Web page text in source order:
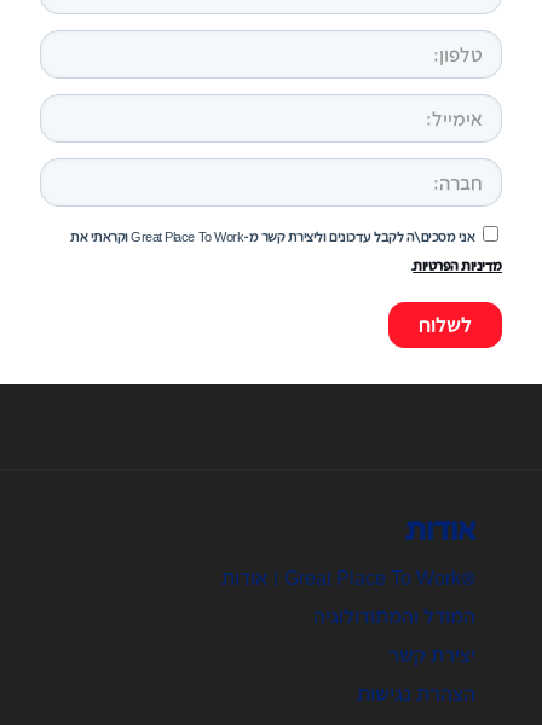
אני מסכים\ה לקבל עדכונים וליצירת קשר מ-Great Place To Work וקראתי את
מדיניות הפרטיות.
אודות
®Great Place To Work | אודות
המודל והמתודולוגיה
יצירת קשר
הצהרת נגישות